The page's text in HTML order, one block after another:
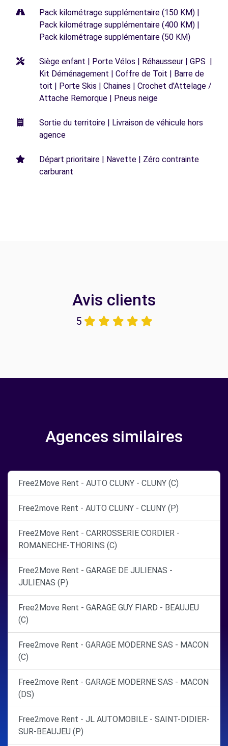
Pack kilométrage supplémentaire (150 KM) |
Pack kilométrage supplémentaire (400 KM) |
Pack kilométrage supplémentaire (50 KM)
Siège enfant | Porte Vélos | Réhausseur | GPS |
Kit Déménagement | Coffre de Toit | Barre de
toit | Porte Skis | Chaines | Crochet d'Attelage /
Attache Remorque | Pneus neige
Sortie du territoire | Livraison de véhicule hors
agence
Départ prioritaire | Navette | Zéro contrainte
carburant
Avis clients
5
Agences similaires
Free2Move Rent - AUTO CLUNY - CLUNY (C)
Free2move Rent - AUTO CLUNY - CLUNY (P)
Free2Move Rent - CARROSSERIE CORDIER -
ROMANECHE-THORINS (C)
Free2Move Rent - GARAGE DE JULIENAS -
JULIENAS (P)
Free2Move Rent - GARAGE GUY FIARD - BEAUJEU
(C)
Free2move Rent - GARAGE MODERNE SAS - MACON
(C)
Free2move Rent - GARAGE MODERNE SAS - MACON
(DS)
Free2move Rent - JL AUTOMOBILE - SAINT-DIDIER-
SUR-BEAUJEU (P)